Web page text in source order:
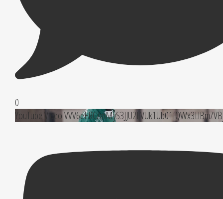
0
YouTube Video